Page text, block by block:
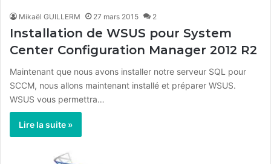
Mikaël GUILLERM 27 mars 2015 2
Installation de WSUS pour System
Center Configuration Manager 2012 R2
Maintenant que nous avons installer notre serveur SQL pour
SCCM, nous allons maintenant installé et préparer WSUS.
WSUS vous permettra…
Lire la suite »